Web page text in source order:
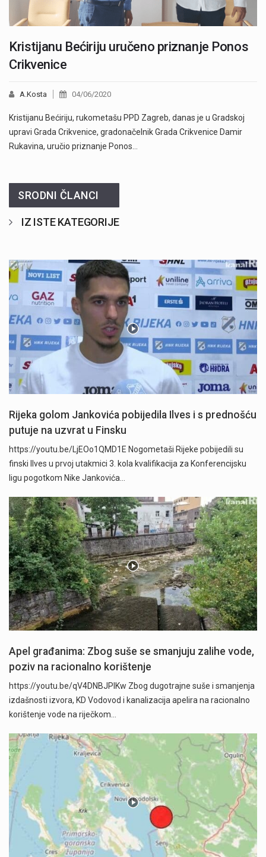
Kristijanu Bećiriju uručeno priznanje Ponos
Crikvenice
A.Kosta 04/06/2020
Kristijanu Bećiriju, rukometašu PPD Zagreb, danas je u Gradskoj
upravi Grada Crikvenice, gradonačelnik Grada Crikvenice Damir
Rukavina, uručio priznanje Ponos…
SRODNI ČLANCI
IZ ISTE KATEGORIJE
Rijeka golom Jankovića pobijedila Ilves i s prednošću
putuje na uzvrat u Finsku
https://youtu.be/LjEOo1QMD1E Nogometaši Rijeke pobijedili su
finski Ilves u prvoj utakmici 3. kola kvalifikacija za Konferencijsku
ligu pogotkom Nike Jankovića…
Apel građanima: Zbog suše se smanjuju zalihe vode,
poziv na racionalno korištenje
https://youtu.be/qV4DNBJPlKw Zbog dugotrajne suše i smanjenja
izdašnosti izvora, KD Vodovod i kanalizacija apelira na racionalno
korištenje vode na riječkom…